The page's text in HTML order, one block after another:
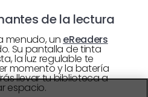
de la lectura
menudo, un eReaders
Su pantalla de tinta
la luz regulable te
momento y la batería
llevar tu biblioteca a
espacio.